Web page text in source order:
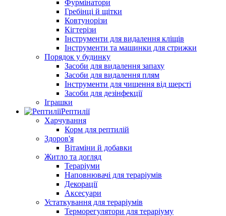
Фурмінатори
Гребінці й щітки
Ковтунорізи
Кігтерізи
Інструменти для видалення кліщів
Інструменти та машинки для стрижки
Порядок у будинку
Засоби для видалення запаху
Засоби для видалення плям
Інструменти для чищення від шерсті
Засоби для дезінфекції
Іграшки
Рептилії
Харчування
Корм для рептилій
Здоров'я
Вітаміни й добавки
Житло та догляд
Тераріуми
Наповнювачі для тераріумів
Декорації
Аксесуари
Устаткування для тераріумів
Терморегулятори для тераріуму